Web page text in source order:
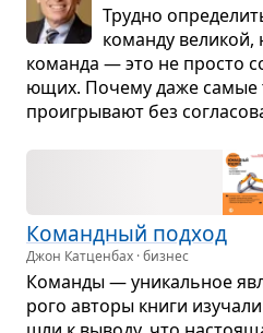
Трудно
команду вели­кой,
команда — это не про­сто
ю­щих. Почему даже самые
про­игры­вают без
Команд­ный под­ход
Джон Катценбах · бизнес
Команды — уни­каль­ное
рого авторы книги